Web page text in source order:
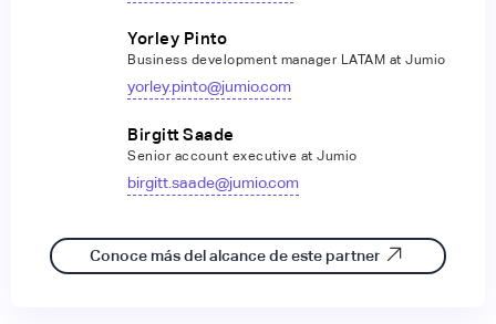
Yorley Pinto
Business development manager LATAM at Jumio
yorley.pinto@jumio.com
Birgitt Saade
Senior account executive at Jumio
birgitt.saade@jumio.com
Conoce más del alcance de este partner